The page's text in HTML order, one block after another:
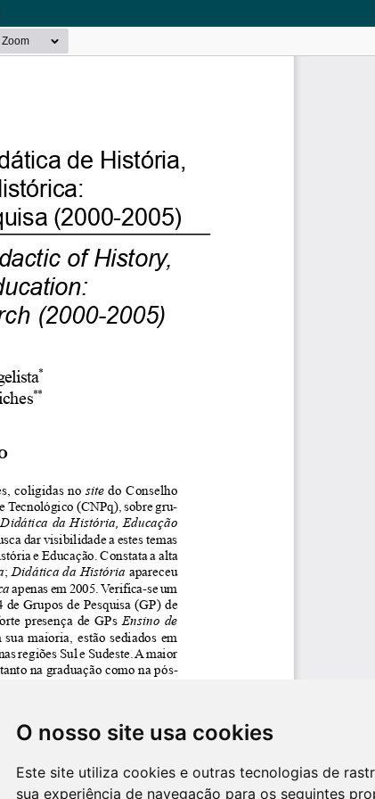
O nosso site usa cookies
Este site utiliza cookies e outras tecnologias de
sua experiência de navegação para os seguintes